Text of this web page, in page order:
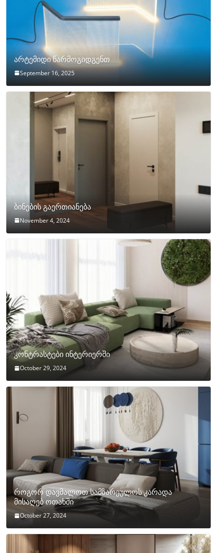
არტემიდი წარმოგიდგენთ
September 16, 2025
ბინების გაერთიანება
November 4, 2024
კონტრასტები ინტერიერში
October 29, 2024
როგორ დავმალოთ სამზარეულოს კარადა
მისაღებ ოთახში
October 27, 2024